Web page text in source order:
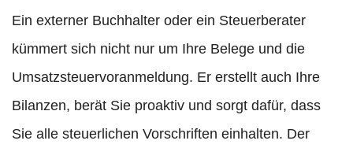
Ein externer Buchhalter oder ein Steuerberater
kümmert sich nicht nur um Ihre Belege und die
Umsatzsteuervoranmeldung. Er erstellt auch Ihre
Bilanzen, berät Sie proaktiv und sorgt dafür, dass
Sie alle steuerlichen Vorschriften einhalten. Der